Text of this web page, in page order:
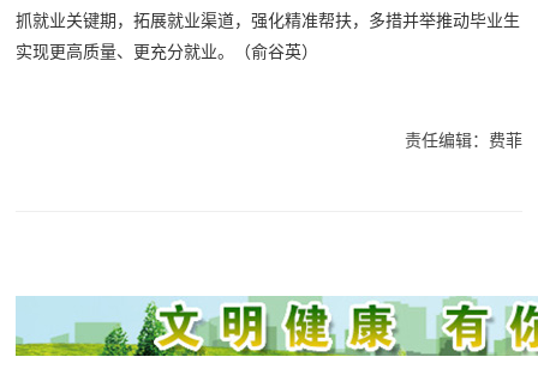
抓就业关键期，拓展就业渠道，强化精准帮扶，多措并举推动毕业生
实现更高质量、更充分就业。（俞谷英）
责任编辑：费菲